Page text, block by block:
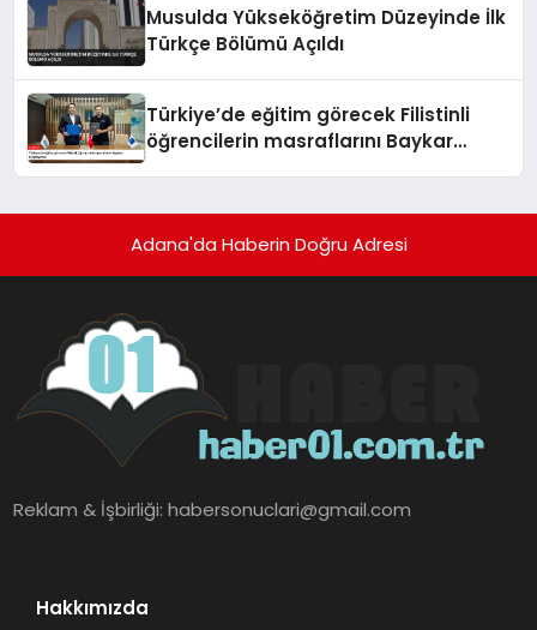
Musulda Yükseköğretim Düzeyinde İlk
Türkçe Bölümü Açıldı
Türkiye’de eğitim görecek Filistinli
öğrencilerin masraflarını Baykar
Adana'da Haberin Doğru Adresi
Reklam & İşbirliği:habersonuclari@gmail.com
Hakkımızda